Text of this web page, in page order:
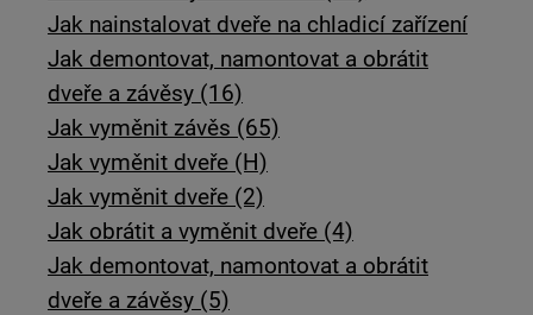
Jak nainstalovat dveře na chladicí zařízení
Jak demontovat, namontovat a obrátit
dveře a závěsy (16)
Jak vyměnit závěs (65)
Jak vyměnit dveře (H)
Jak vyměnit dveře (2)
Jak obrátit a vyměnit dveře (4)
Jak demontovat, namontovat a obrátit
dveře a závěsy (5)